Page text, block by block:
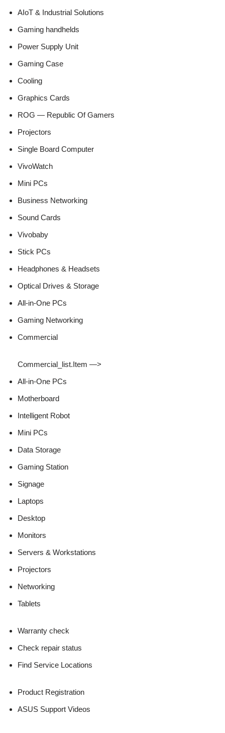
AIoT & Industrial Solutions
Gaming handhelds
Power Supply Unit
Gaming Case
Cooling
Graphics Cards
ROG — Republic Of Gamers
Projectors
Single Board Computer
VivoWatch
Mini PCs
Business Networking
Sound Cards
Vivobaby
Stick PCs
Headphones & Headsets
Optical Drives & Storage
All-in-One PCs
Gaming Networking
Commercial
Commercial_list.Item —>
All-in-One PCs
Motherboard
Intelligent Robot
Mini PCs
Data Storage
Gaming Station
Signage
Laptops
Desktop
Monitors
Servers & Workstations
Projectors
Networking
Tablets
Warranty check
Check repair status
Find Service Locations
Product Registration
ASUS Support Videos